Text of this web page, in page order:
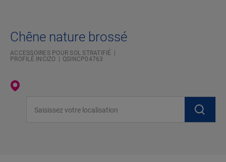
Chêne nature brossé
ACCESSOIRES POUR SOL STRATIFIÉ
PROFILÉ INCIZO
QSINCP04763